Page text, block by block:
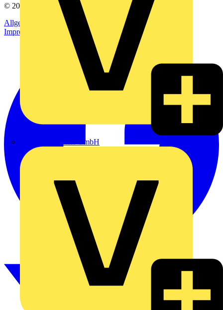
Heinrich Häusler GmbH
© 2002-
Voltimum
Allgemeine Geschäftsbedingungen
Datenschutzerklärung
Impressum